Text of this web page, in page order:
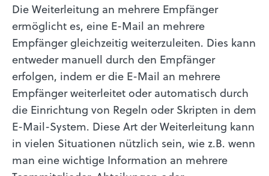
Die Weiterleitung an mehrere Empfänger
ermöglicht es, eine E-Mail an mehrere
Empfänger gleichzeitig weiterzuleiten. Dies kann
entweder manuell durch den Empfänger
erfolgen, indem er die E-Mail an mehrere
Empfänger weiterleitet oder automatisch durch
die Einrichtung von Regeln oder Skripten in dem
E-Mail-System. Diese Art der Weiterleitung kann
in vielen Situationen nützlich sein, wie z.B. wenn
man eine wichtige Information an mehrere